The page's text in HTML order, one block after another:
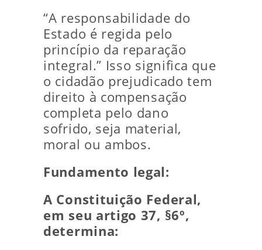
“A responsabilidade do
Estado é regida pelo
princípio da reparação
integral.” Isso significa que
o cidadão prejudicado tem
direito à compensação
completa pelo dano
sofrido, seja material,
moral ou ambos.
Fundamento legal:
A Constituição Federal,
em seu artigo 37, §6º,
determina: